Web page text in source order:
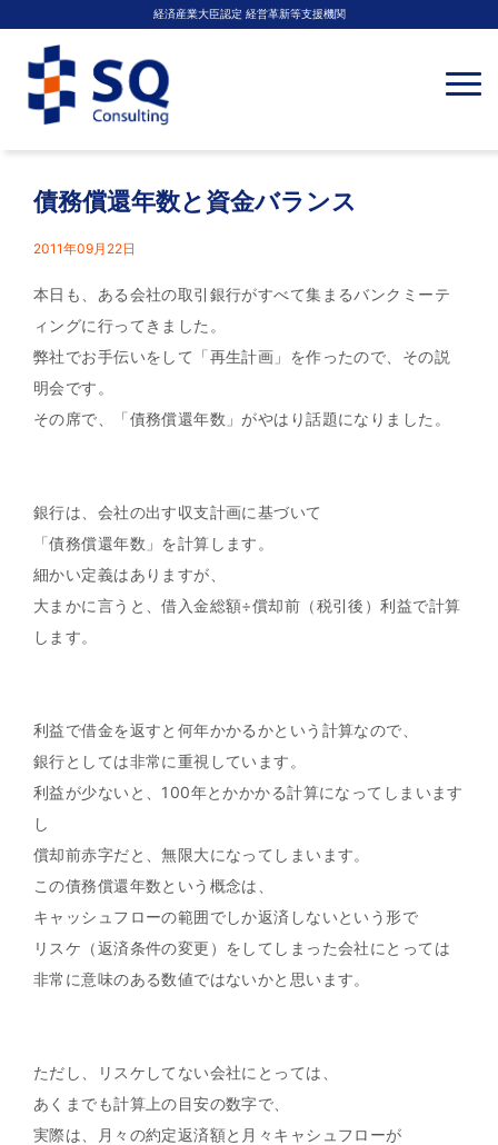
経済産業大臣認定 経営革新等支援機関
N
a
g
債務償還年数と資金バランス
2011年09月22日
本日も、ある会社の取引銀行がすべて集まるバンクミーテ
ィングに行ってきました。
弊社でお手伝いをして「再生計画」を作ったので、その説
明会です。
その席で、「債務償還年数」がやはり話題になりました。
銀行は、会社の出す収支計画に基づいて
「債務償還年数」を計算します。
細かい定義はありますが、
大まかに言うと、借入金総額÷償却前（税引後）利益で計算
します。
利益で借金を返すと何年かかるかという計算なので、
銀行としては非常に重視しています。
利益が少ないと、100年とかかかる計算になってしまいます
し
償却前赤字だと、無限大になってしまいます。
この債務償還年数という概念は、
キャッシュフローの範囲でしか返済しないという形で
リスケ（返済条件の変更）をしてしまった会社にとっては
非常に意味のある数値ではないかと思います。
ただし、リスケしてない会社にとっては、
あくまでも計算上の目安の数字で、
実際は、月々の約定返済額と月々キャシュフローが